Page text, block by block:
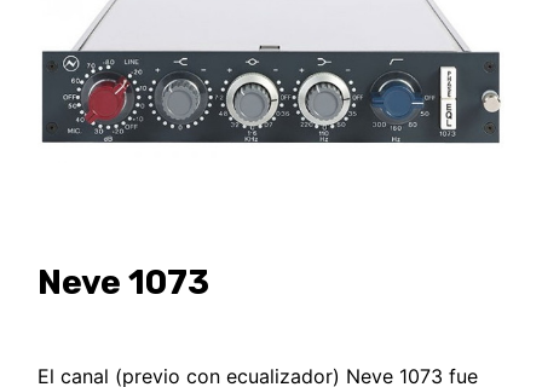
Neve 1073
El canal (previo con ecualizador) Neve 1073 fue